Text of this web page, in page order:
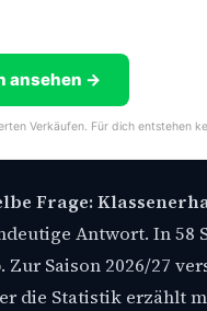
ansehen →
Verkäufen. Für dich entstehen
Frage:
Antwort. In 58
Saison 2026/27
die Statistik erzählt